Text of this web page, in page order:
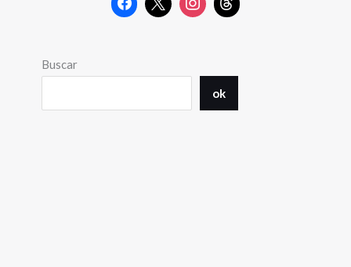
Buscar
ok